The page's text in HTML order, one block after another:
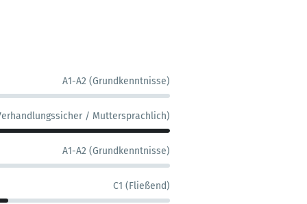
A1-A2 (Grundkenntnisse)
/ Muttersprachlich)
A1-A2 (Grundkenntnisse)
C1 (Fließend)